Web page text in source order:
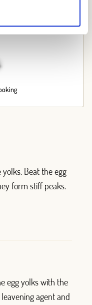
Beat the egg
form stiff peaks.
egg yolks with the
agent and